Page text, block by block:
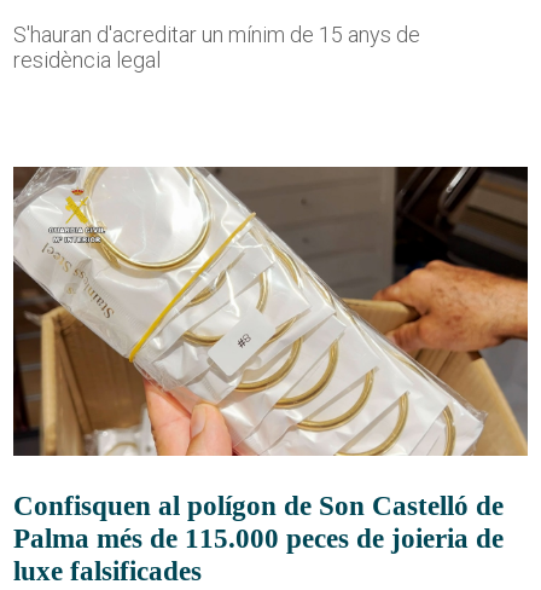
S'hauran d'acreditar un mínim de 15 anys de
residència legal
Confisquen al polígon de Son Castelló de
Palma més de 115.000 peces de joieria de
luxe falsificades